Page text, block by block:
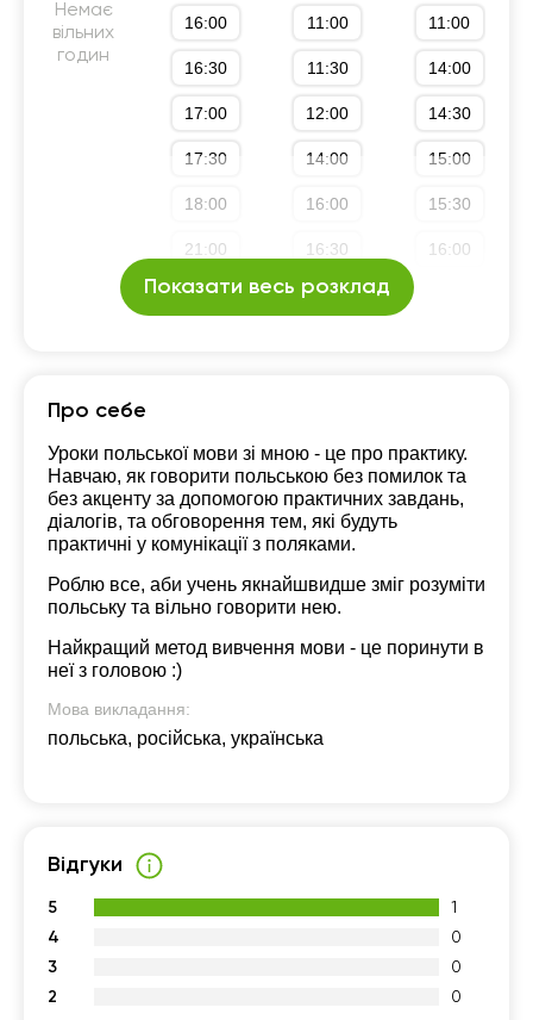
Немає
вільних
годин
16:00
16:30
17:00
17:30
18:00
21:00
11:00
11:30
12:00
14:00
16:00
16:30
17:00
11:00
14:00
14:30
15:00
15:30
16:00
Показати весь розклад
Про себе
Уроки польської мови зі мною - це про практику.
Навчаю, як говорити польською без помилок та
без акценту за допомогою практичних завдань,
діалогів, та обговорення тем, які будуть
практичні у комунікації з поляками.
Роблю все, аби учень якнайшвидше зміг розуміти
польську та вільно говорити нею.
Найкращий метод вивчення мови - це поринути в
неї з головою :)
Мова викладання:
польська, російська, українська
Відгуки
5
1
4
0
3
0
2
0